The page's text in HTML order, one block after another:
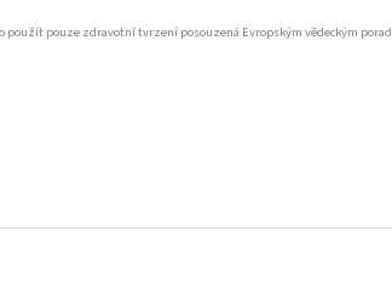
pouze zdravotní tvrzení posouzená Evropským vědeckým